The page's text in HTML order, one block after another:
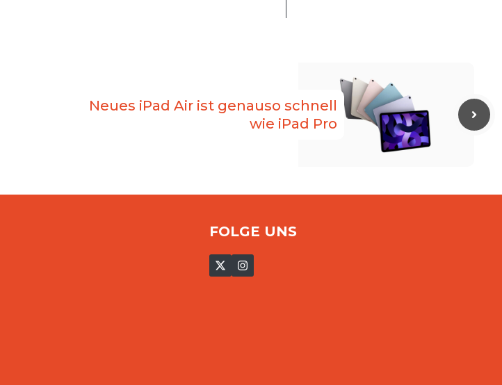
Neues iPad Air ist genauso schnell
wie iPad Pro
FOLGE UNS